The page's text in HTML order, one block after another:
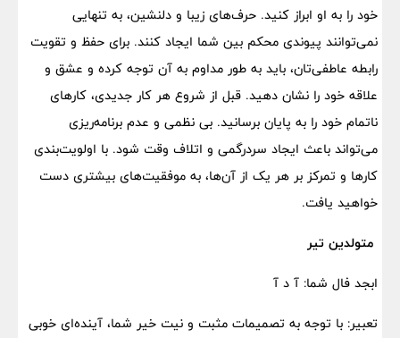
خود را به او ابراز کنید. حرف‌های زیبا و دلنشین، به تنهایی
نمی‌توانند پیوندی محکم بین شما ایجاد کنند. برای حفظ و تقویت
رابطه عاطفی‌تان، باید به طور مداوم به آن توجه کرده و عشق و
علاقه خود را نشان دهید. قبل از شروع هر کار جدیدی، کارهای
ناتمام خود را به پایان برسانید. بی نظمی و عدم برنامه‌ریزی
می‌تواند باعث ایجاد سردرگمی و اتلاف وقت شود. با اولویت‌بندی
کارها و تمرکز بر هر یک از آن‌ها، به موفقیت‌های بیشتری دست
خواهید یافت.
متولدین تیر
ابجد فال شما: آ د آ
تعبیر: با توجه به تصمیمات مثبت و نیت خیر شما، آینده‌ای خوبی